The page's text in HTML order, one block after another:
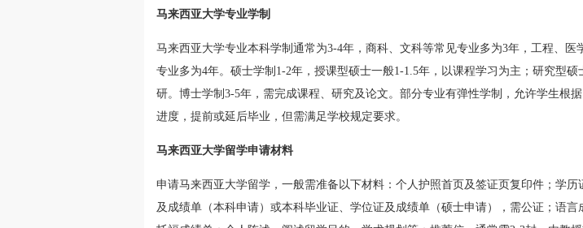
马来西亚大学专业学制
马来西亚大学专业本科学制通常为3-4年，商科、文科等常见专业多为3年，工程、医
专业多为4年。硕士学制1-2年，授课型硕士一般1-1.5年，以课程学习为主；研究型硕
研。博士学制3-5年，需完成课程、研究及论文。部分专业有弹性学制，允许学生根
进度，提前或延后毕业，但需满足学校规定要求。
马来西亚大学留学申请材料
申请马来西亚大学留学，一般需准备以下材料：个人护照首页及签证页复印件；学历
及成绩单（本科申请）或本科毕业证、学位证及成绩单（硕士申请），需公证；语言